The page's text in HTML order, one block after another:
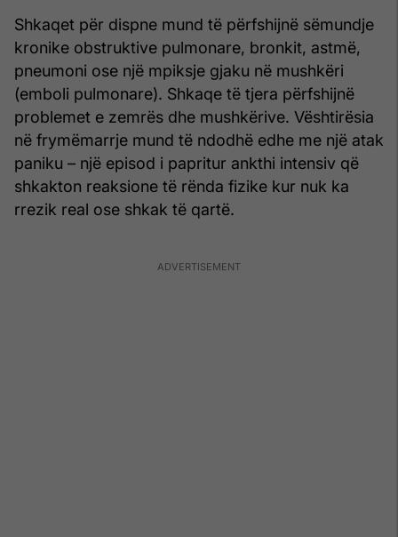
Shkaqet për dispne mund të përfshijnë sëmundje
kronike obstruktive pulmonare, bronkit, astmë,
pneumoni ose një mpiksje gjaku në mushkëri
(emboli pulmonare). Shkaqe të tjera përfshijnë
problemet e zemrës dhe mushkërive. Vështirësia
në frymëmarrje mund të ndodhë edhe me një atak
paniku – një episod i papritur ankthi intensiv që
shkakton reaksione të rënda fizike kur nuk ka
rrezik real ose shkak të qartë.